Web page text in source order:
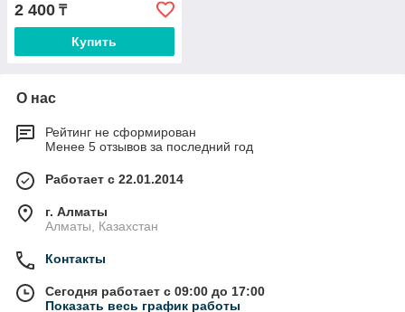
2 400 ₸
Купить
О нас
Рейтинг не сформирован
Менее 5 отзывов за последний год
Работает с 22.01.2014
г. Алматы
Алматы, Казахстан
Контакты
Сегодня работает с 09:00 до 17:00
Показать весь график работы